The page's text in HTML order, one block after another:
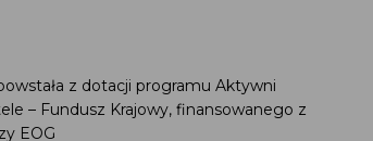
z dotacji programu Aktywni
– Fundusz Krajowy, finansowanego z
EOG